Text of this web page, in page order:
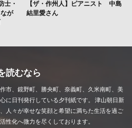
【ザ・作州人】ピアニスト 中島
結里愛さん
士・
が
読むなら
市、鏡野町、勝央町、奈義町、久米南町、美
に日刊発行している夕刊紙です。 津山朝日新
人々が幸せな笑顔と希望に満ちた生活を過ご
性化へ微力を尽くしております。